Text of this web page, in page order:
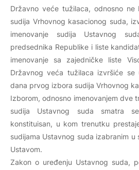
Državno veće tužilaca, odnosno
sudija Vrhovnog kasacionog suda,
imenovanje sudija Ustavnog
predsednika Republike i liste
imenovanje sa zajedničke liste
Državnog veća tužilaca izvršiće
dana prvog izbora sudija Vrhovnog
Izborom, odnosno imenovanjem dve
sudija Ustavnog suda smatra
konstituisan, u kom trenutku
sudijama Ustavnog suda izabranim u
Ustavom.
Zakon o uređenju Ustavnog suda,